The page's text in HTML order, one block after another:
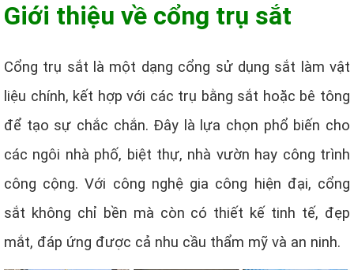
Giới thiệu về cổng trụ sắt
Cổng trụ sắt là một dạng cổng sử dụng sắt làm vật
liệu chính, kết hợp với các trụ bằng sắt hoặc bê tông
để tạo sự chắc chắn. Đây là lựa chọn phổ biến cho
các ngôi nhà phố, biệt thự, nhà vườn hay công trình
công cộng. Với công nghệ gia công hiện đại, cổng
sắt không chỉ bền mà còn có thiết kế tinh tế, đẹp
mắt, đáp ứng được cả nhu cầu thẩm mỹ và an ninh.